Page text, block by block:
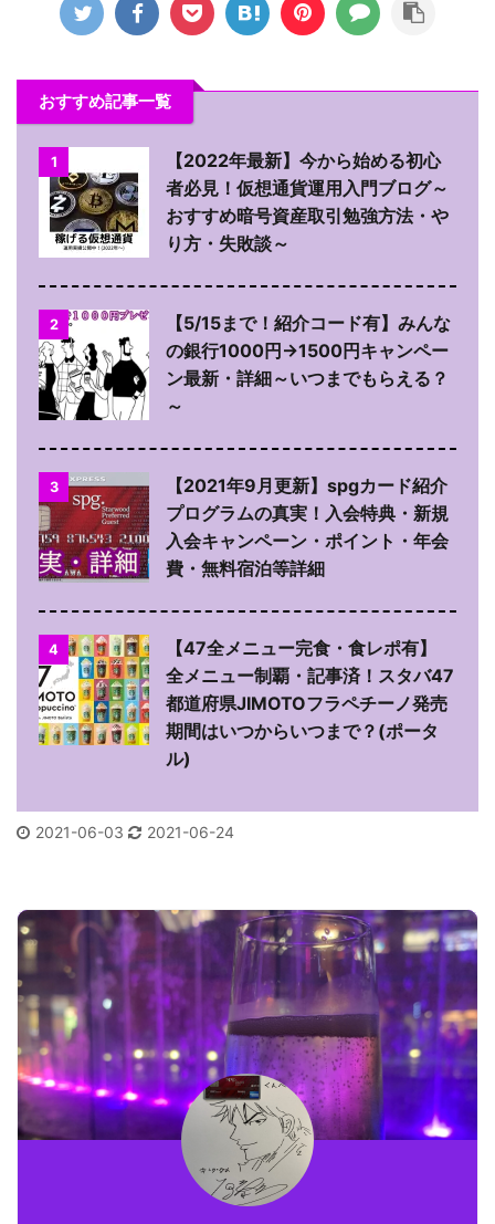
おすすめ記事一覧
1
【2022年最新】今から始める初心
者必見！仮想通貨運用入門ブログ～
おすすめ暗号資産取引勉強方法・や
り方・失敗談～
2
【5/15まで！紹介コード有】みんな
の銀行1000円→1500円キャンペー
ン最新・詳細～いつまでもらえる？
～
3
【2021年9月更新】spgカード紹介
プログラムの真実！入会特典・新規
入会キャンペーン・ポイント・年会
費・無料宿泊等詳細
4
【47全メニュー完食・食レポ有】
全メニュー制覇・記事済！スタバ47
都道府県JIMOTOフラペチーノ発売
期間はいつからいつまで？(ポータ
ル)
2021-06-03 2021-06-24